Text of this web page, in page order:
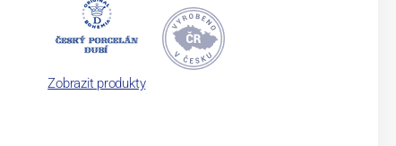
Zobrazit produkty